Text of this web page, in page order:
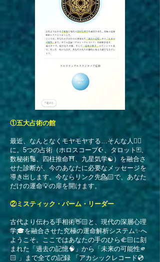
①​五大占術の館
最近、なんとなくモヤモヤする…そんな人👍🏻
に。5つの占術（ホロスコープ☪️、タロット🃏、
数秘術🔢、四柱推命⛩️、九星気学☯️）を融合さ
せた診断が、今のあなたに必要なメッセージを
導き出します。今ならリンク先💁🏻で、あなた
だけの運命💡の扉を開けます。​
​②ミスティック・パーム・リーダー
古代より伝わる手相術👋🏻と、現代の深層心理
学🎓を融合させた究極の運命解析システム✨へ
ようこそ。ここではあなたの手のひら🫲🏻に刻
まれた「過去の記憶🧠」から「未来の可能性🫵
🏻 」まで全ての記録 「アカシックレコード💿